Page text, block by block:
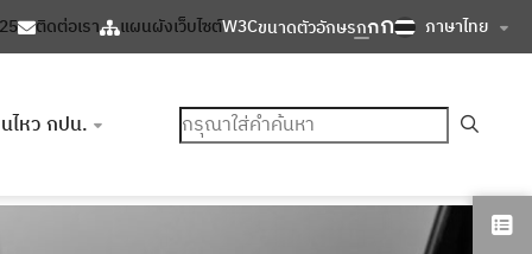
ติดต่อเรา แผนผังเว็บไซต์W3Cขนาดตัวอักษรกกก ภาษาไทย
ไหว กปน. ค้นหา